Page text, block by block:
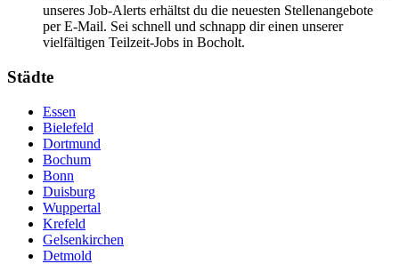
unseres Job-Alerts erhältst du die neuesten Stellenangebote
per E-Mail. Sei schnell und schnapp dir einen unserer
vielfältigen Teilzeit-Jobs in Bocholt.
Städte
Essen
Bielefeld
Dortmund
Bochum
Bonn
Duisburg
Wuppertal
Krefeld
Gelsenkirchen
Detmold